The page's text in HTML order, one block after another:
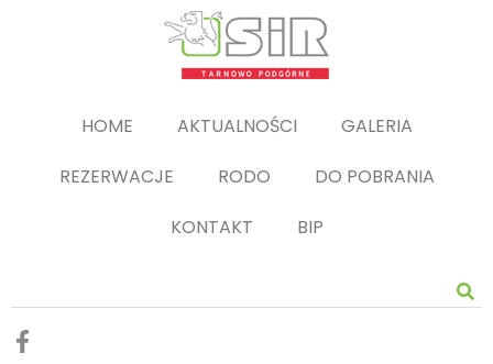
HOME AKTUALNOŚCI
GALERIA
REZERWACJE
RODO
DO POBRANIA
KONTAKT
BIP